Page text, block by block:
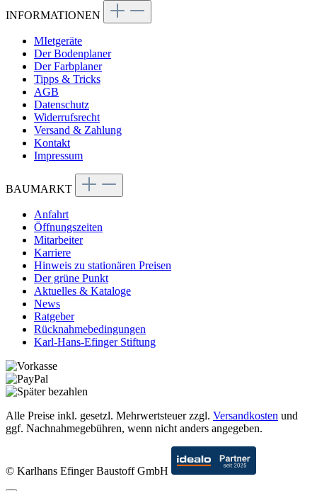
INFORMATIONEN
MIetgeräte
Der Bodenplaner
Der Farbplaner
Tipps & Tricks
AGB
Datenschutz
Widerrufsrecht
Versand & Zahlung
Kontakt
Impressum
BAUMARKT
Anfahrt
Öffnungszeiten
Mitarbeiter
Karriere
Hinweis zu stationären Preisen
Der grüne Punkt
Aktuelles & Kataloge
News
Ratgeber
Rücknahmebedingungen
Karl-Hans-Efinger Stiftung
Alle Preise inkl. gesetzl. Mehrwertsteuer zzgl. Versandkosten und
ggf. Nachnahmegebühren, wenn nicht anders angegeben.
© Karlhans Efinger Baustoff GmbH